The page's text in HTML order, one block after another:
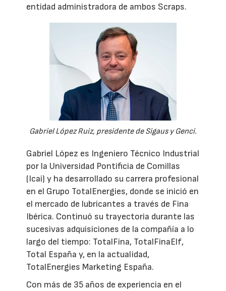
entidad administradora de ambos Scraps.
Gabriel López Ruiz, presidente de Sigaus y Genci.
Gabriel López es Ingeniero Técnico Industrial
por la Universidad Pontificia de Comillas
(Icai) y ha desarrollado su carrera profesional
en el Grupo TotalEnergies, donde se inició en
el mercado de lubricantes a través de Fina
Ibérica. Continuó su trayectoria durante las
sucesivas adquisiciones de la compañía a lo
largo del tiempo: TotalFina, TotalFinaElf,
Total España y, en la actualidad,
TotalEnergies Marketing España.
Con más de 35 años de experiencia en el